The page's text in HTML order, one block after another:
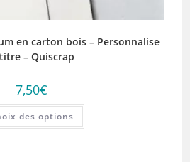
en carton bois – Personnalise
– Quiscrap
7,50€
des options
Ce
a